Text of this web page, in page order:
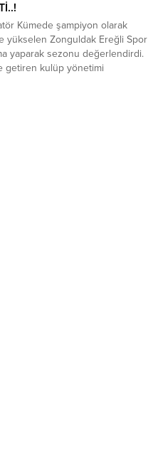
Kümede şampiyon olarak
yükselen Zonguldak Ereğli Spor
yaparak sezonu değerlendirdi.
getiren kulüp yönetimi
verenlere teşekkür etti.
yapılan yazılı